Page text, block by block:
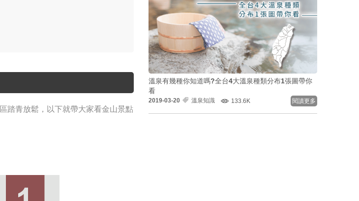
踏青放鬆，以下就帶大家看金山景點
溫泉有幾種你知道嗎?全台4大溫泉種類分布1張圖帶你
看
2019-03-20 溫泉知識 133.6K 閱讀更多